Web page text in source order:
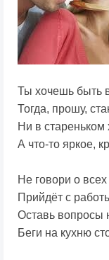
Ты хочешь быть
Тогда, прошу,
Ни в стареньком
А что-то яркое,
Не говори о
Прийдёт с
Оставь вопросы
Беги на кухню